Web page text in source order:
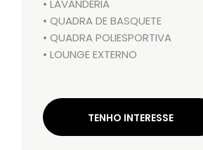
• LAVANDERIA
• QUADRA DE BASQUETE
• QUADRA POLIESPORTIVA
• LOUNGE EXTERNO
TENHO INTERESSE